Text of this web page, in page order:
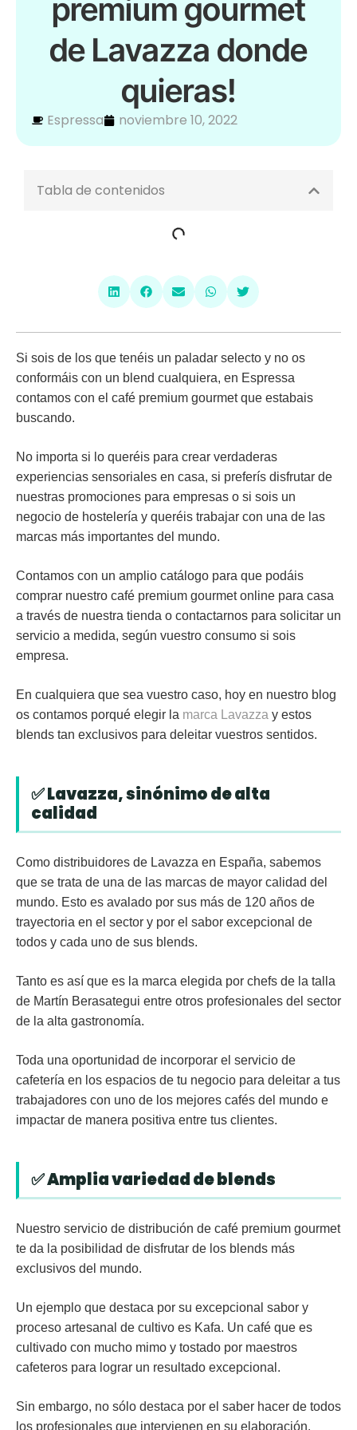
premium gourmet
de Lavazza donde
quieras!
Espressa noviembre 10, 2022
Tabla de contenidos
Si sois de los que tenéis un paladar selecto y no os
conformáis con un blend cualquiera, en Espressa
contamos con el café premium gourmetque estabais
buscando.
No importa si lo queréis para crear verdaderas
experiencias sensoriales en casa, si preferís disfrutar de
nuestras promociones para empresas o si sois un
negocio de hostelería y queréis trabajar con una de las
marcas más importantes del mundo.
Contamos con un amplio catálogo para que podáis
comprar nuestro café premium gourmet online para casa
a través de nuestra tienda o contactarnos para solicitar un
servicio a medida, según vuestro consumo si sois
empresa.
En cualquiera que sea vuestro caso, hoy en nuestro blog
os contamos porqué elegir la marca Lavazza y estos
blends tan exclusivos para deleitar vuestros sentidos.
✅ Lavazza, sinónimo de alta
calidad
Como distribuidores de Lavazza en España, sabemos
que se trata de una de las marcas de mayor calidad del
mundo. Esto es avalado por sus más de 120 años de
trayectoria en el sector y por el sabor excepcional de
todos y cada uno de sus blends.
Tanto es así que es la marca elegida por chefs de la talla
de Martín Berasategui entre otros profesionales del sector
de la alta gastronomía.
Toda una oportunidad de incorporar el servicio de
cafetería en los espacios de tu negocio para deleitar a tus
trabajadores con uno de los mejores cafés del mundo e
impactar de manera positiva entre tus clientes.
✅ Amplia variedad de blends
Nuestro servicio de distribución de café premium gourmet
te da la posibilidad de disfrutar de los blends más
exclusivos del mundo.
Un ejemplo que destaca por su excepcional sabor y
proceso artesanal de cultivo es Kafa. Un café que es
cultivado con mucho mimo y tostado por maestros
cafeteros para lograr un resultado excepcional.
Sin embargo, no sólo destaca por el saber hacer de todos
los profesionales que intervienen en su elaboración.